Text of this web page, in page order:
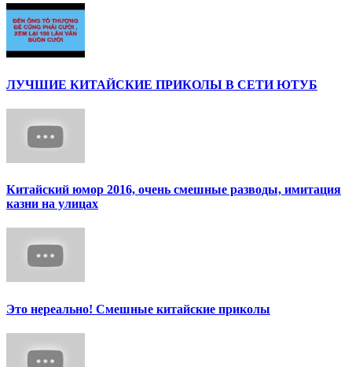
ЛУЧШИЕ КИТАЙСКИЕ ПРИКОЛЫ В СЕТИ ЮТУБ
Китайский юмор 2016, очень смешные разводы, имитация
казни на улицах
Это нереально! Смешные китайские приколы